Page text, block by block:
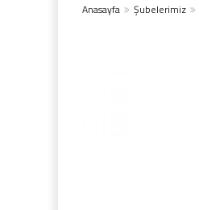
Anasayfa Şubelerimiz